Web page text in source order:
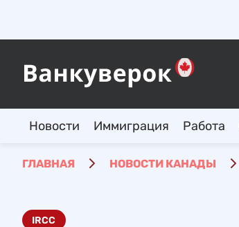
Новости Иммиграция Работа
ГЛАВНАЯ НОВОСТИ КАНАДЫ
IRCC